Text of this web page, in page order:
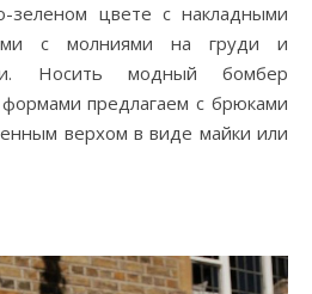
зеленом цвете с накладными
с молниями на груди и
Носить модный бомбер
предлагаем с брюками
верхом в виде майки или